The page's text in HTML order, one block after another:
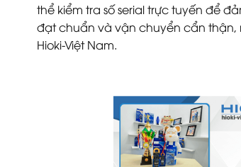
thể kiểm tra số serial trực tuyến để
đạt chuẩn và vận chuyển cẩn thận,
Hioki-Việt Nam.